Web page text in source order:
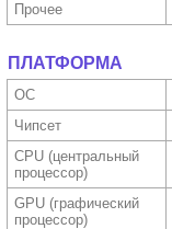
Прочее
ПЛАТФОРМА
ОС
Чипсет
CPU (централь­ный
процес­сор)
GPU (графи­ческий
процес­сор)